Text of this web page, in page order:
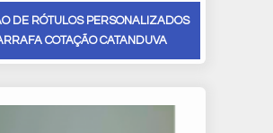
DE RÓTULOS PERSONALIZADOS
COTAÇÃO CATANDUVA